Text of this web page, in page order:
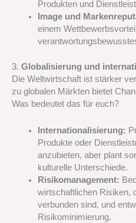
Produkten und
Image und
einem
3. Globalisierung und
Die Weltwirtschaft ist stärker
zu globalen Märkten bietet
Was bedeutet das für euch?
Internationalisierung:
Produkte oder
anzubieten, aber plant
kulturelle Unterschiede.
Risikomanagement:
wirtschaftlichen Risiken,
verbunden sind, und
Risikominimierung.